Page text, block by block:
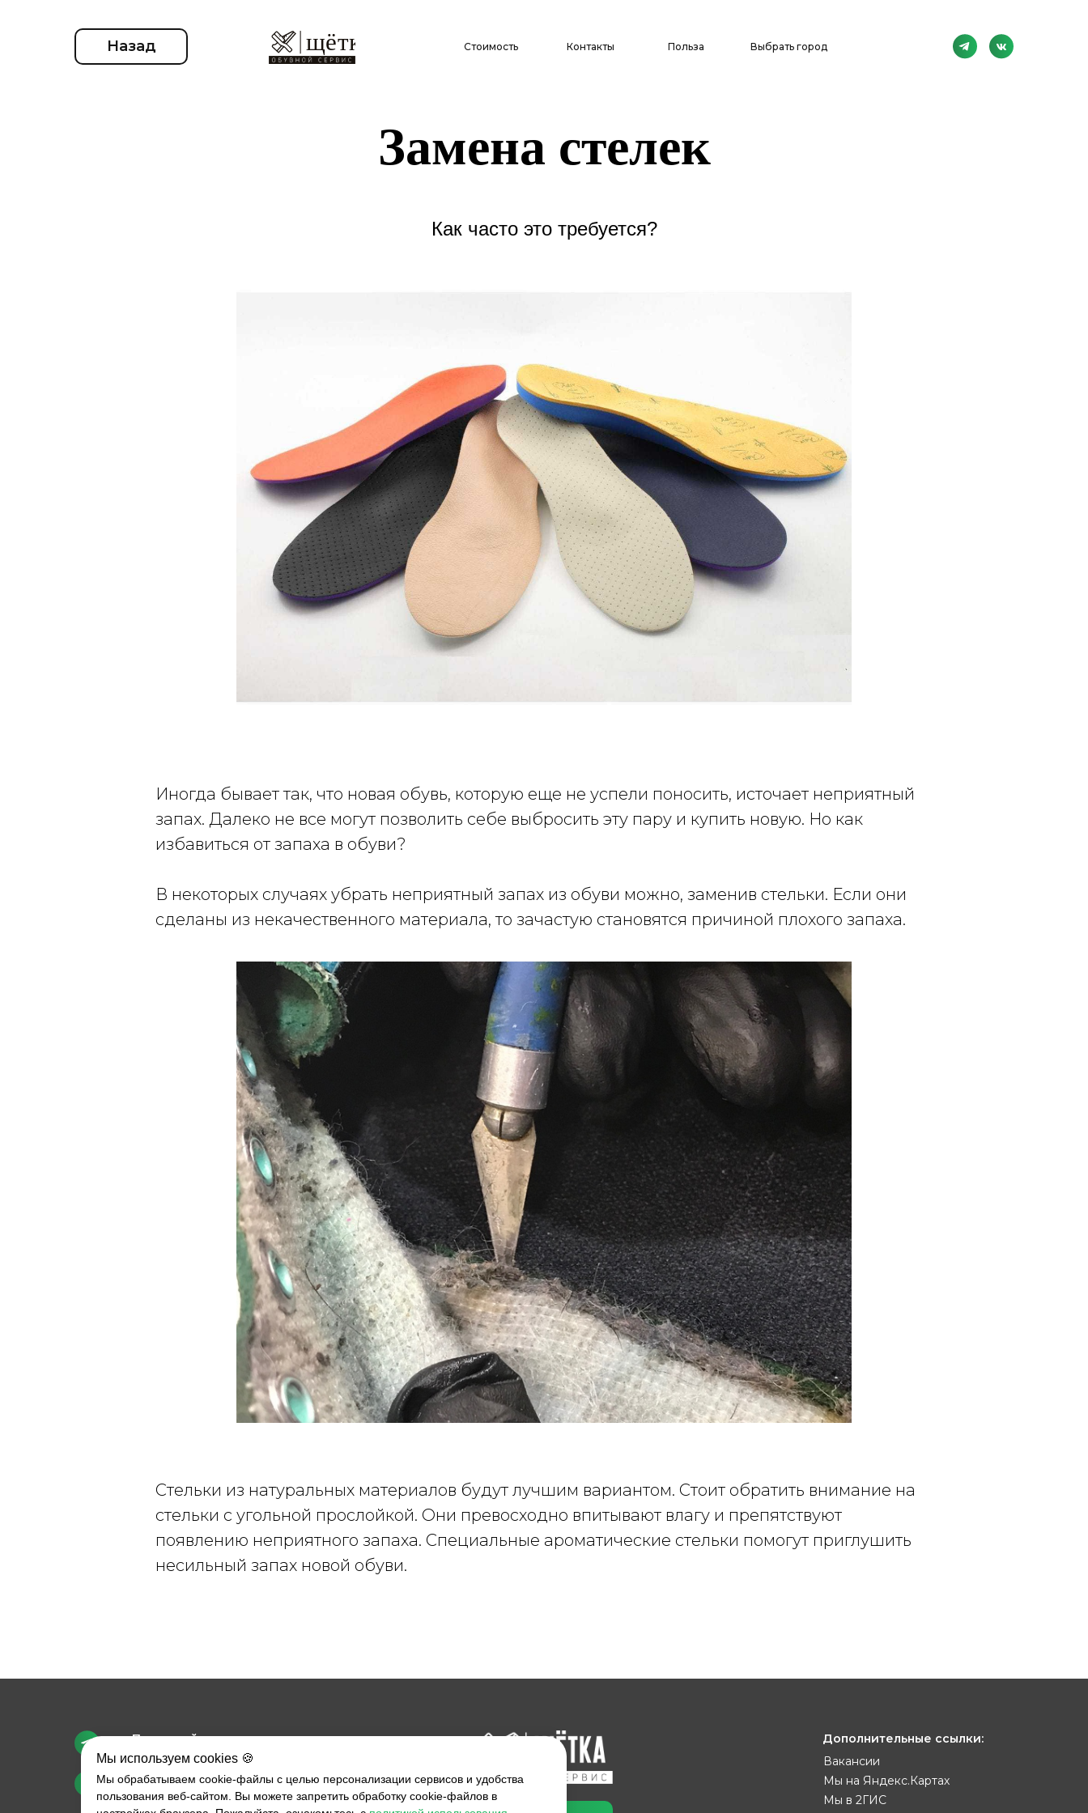
Польза
Контакты
Стоимость Выбрать город
Назад
Замена стелек
Как часто это требуется?
Иногда бывает так, что новая обувь, которую еще не успели поносить, источает неприятный
запах. Далеко не все могут позволить себе выбросить эту пару и купить новую. Но как
избавиться от запаха в обуви?
В некоторых случаях убрать неприятный запах из обуви можно, заменив стельки. Если они
сделаны из некачественного материала, то зачастую становятся причиной плохого запаха.
Стельки из натуральных материалов будут лучшим вариантом. Стоит обратить внимание на
стельки с угольной прослойкой. Они превосходно впитывают влагу и препятствуют
появлению неприятного запаха. Специальные ароматические стельки помогут приглушить
несильный запах новой обуви.
Дополнительные ссылки:
Приемный пункт:
Нижний Новгород,
ул, Звездинка, 24
Вакансии
Мы на Яндекс.Картах
Мы в 2ГИС
Мы используем cookies 🍪
Мы обрабатываем cookie-файлы с целью персонализации сервисов и удобства
пользования веб-сайтом. Вы можете запретить обработку cookie-файлов в